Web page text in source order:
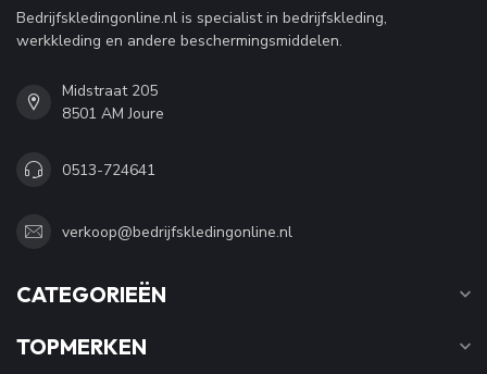
Bedrijfskledingonline.nl is specialist in bedrijfskleding,
werkkleding en andere beschermingsmiddelen.
Midstraat 205
8501 AM Joure
0513-724641
verkoop@bedrijfskledingonline.nl
CATEGORIEËN
TOPMERKEN